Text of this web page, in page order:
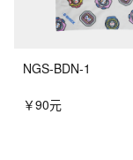
NGS-BDN-1
￥90元